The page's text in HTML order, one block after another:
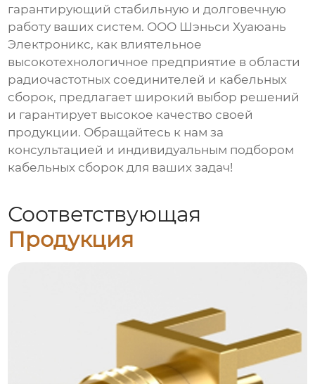
гарантирующий стабильную и долговечную
работу ваших систем. ООО Шэньси Хуаюань
Электроникс, как влиятельное
высокотехнологичное предприятие в области
радиочастотных соединителей и кабельных
сборок, предлагает широкий выбор решений
и гарантирует высокое качество своей
продукции. Обращайтесь к нам за
консультацией и индивидуальным подбором
кабельных сборок для ваших задач!
Соответствующая
Продукция